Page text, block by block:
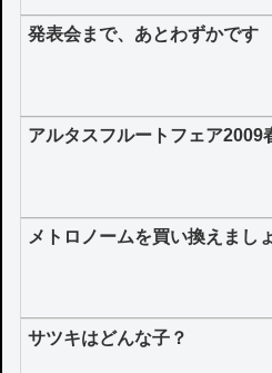
発表会まで、あとわずかです
アルタスフルートフェア
メトロノームを買い換えまし
サツキはどんな子？